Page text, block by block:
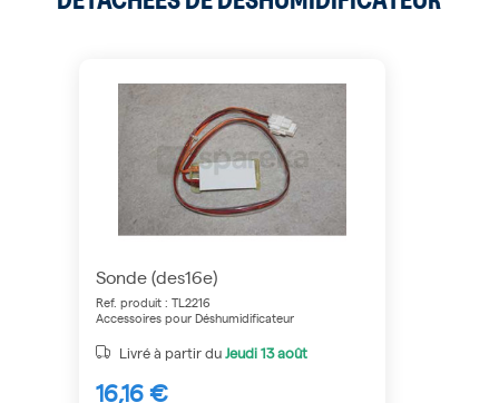
Sonde (des16e)
Ref. produit : TL2216
Accessoires pour Déshumidificateur
Livré à partir duJeudi13 août
16,16 €